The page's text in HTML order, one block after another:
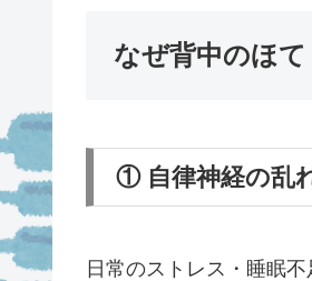
なぜ背中のほ
① 自律神経の乱
日常のストレス・睡眠